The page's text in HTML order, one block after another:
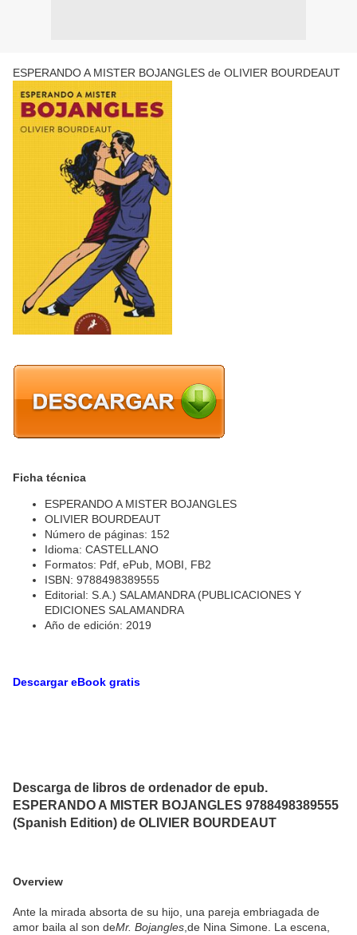
ESPERANDO A MISTER BOJANGLES de OLIVIER BOURDEAUT
Ficha técnica
ESPERANDO A MISTER BOJANGLES
OLIVIER BOURDEAUT
Número de páginas: 152
Idioma: CASTELLANO
Formatos: Pdf, ePub, MOBI, FB2
ISBN: 9788498389555
Editorial: S.A.) SALAMANDRA (PUBLICACIONES Y
EDICIONES SALAMANDRA
Año de edición: 2019
Descargar eBook gratis
Descarga de libros de ordenador de epub.
ESPERANDO A MISTER BOJANGLES 9788498389555
(Spanish Edition) de OLIVIER BOURDEAUT
Overview
Ante la mirada absorta de su hijo, una pareja embriagada de
amor baila al son deMr. Bojangles ,de Nina Simone. La escena,